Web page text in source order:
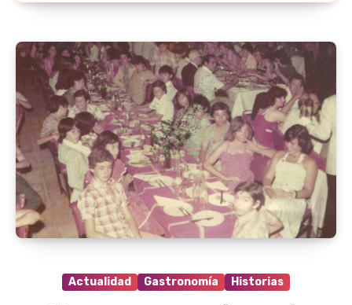
Actualidad Gastronomía Historias